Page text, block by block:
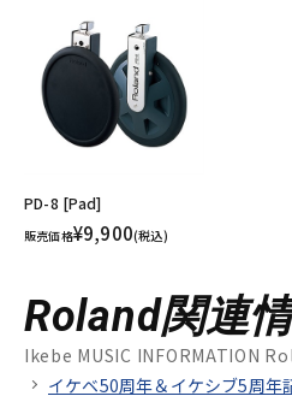
PD-8 [Pad]
販売価格¥9,900(税込)
Roland関連
Ikebe MUSIC INFORMATION
イケベ50周年＆イケシブ5周年